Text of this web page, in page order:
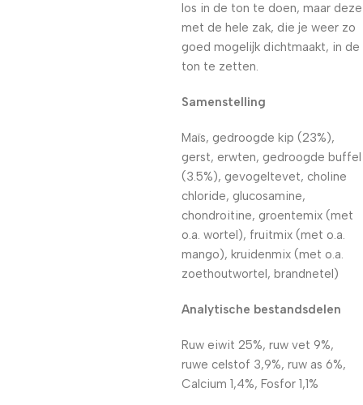
los in de ton te doen, maar deze
met de hele zak, die je weer zo
goed mogelijk dichtmaakt, in de
ton te zetten.
Samenstelling
Maïs, gedroogde kip (23%),
gerst, erwten, gedroogde buffel
(3.5%), gevogeltevet, choline
chloride, glucosamine,
chondroitine, groentemix (met
o.a. wortel), fruitmix (met o.a.
mango), kruidenmix (met o.a.
zoethoutwortel, brandnetel)
Analytische bestandsdelen
Ruw eiwit 25%, ruw vet 9%,
ruwe celstof 3,9%, ruw as 6%,
Calcium 1,4%, Fosfor 1,1%